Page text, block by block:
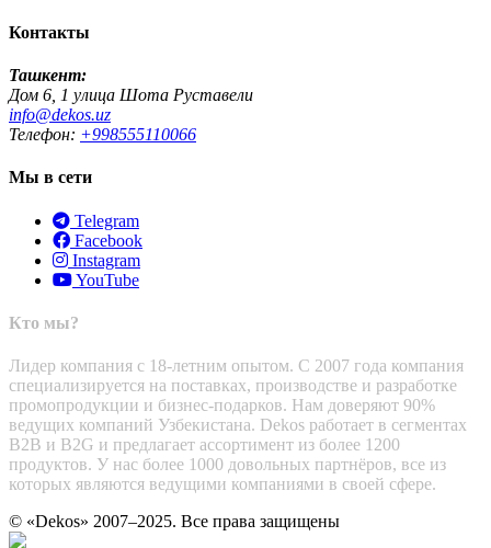
Контакты
Ташкент:
Дом 6, 1 улица Шота Руставели
info@dekos.uz
Телефон: +998555110066
Мы в сети
Telegram
Facebook
Instagram
YouTube
Кто мы?
Лидер компания с 18-летним опытом. С 2007 года компания
специализируется на поставках, производстве и разработке
промопродукции и бизнес-подарков. Нам доверяют 90%
ведущих компаний Узбекистана. Dekos работает в сегментах
B2B и B2G и предлагает ассортимент из более 1200
продуктов. У нас более 1000 довольных партнёров, все из
которых являются ведущими компаниями в своей сфере.
© «Dekos» 2007–2025. Все права защищены